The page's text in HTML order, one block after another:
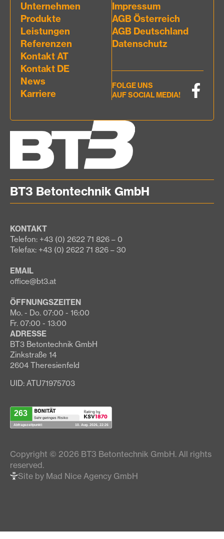
BT3 Betontechnik GmbH
KONTAKT
Telefon: +43 (0) 2622 71 826 – 0
Telefax: +43 (0) 2622 71 826 – 30
EMAIL
office@bt3.at
ÖFFNUNGSZEITEN
Mo. - Do. 07:00 - 16:00
Fr. 07:00 - 13:00
ADRESSE
BT3 Betontechnik GmbH
Zinkstraße 14
2604 Theresienfeld
UID: ATU71975703
Copyright © 2026 BT3 Betontechnik GmbH. All rights
reserved.
Site by Mad Nice Agency GmbH
Unternehmen
Produkte
Leistungen
Referenzen
Kontakt AT
Kontakt DE
News
Karriere
Impressum
AGB Österreich
AGB Deutschland
Datenschutz
FOLGE UNS
AUF SOCIAL MEDIA!